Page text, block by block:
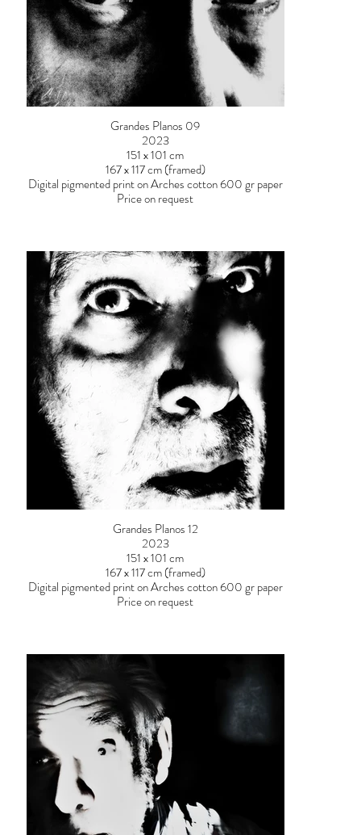
Grandes Planos 09
2023
151 x 101 cm
167 x 117 cm (framed)
Digital pigmented print on Arches cotton 600 gr paper
Price on request
Grandes Planos 12
2023
151 x 101 cm
167 x 117 cm (framed)
Digital pigmented print on Arches cotton 600 gr paper
Price on request